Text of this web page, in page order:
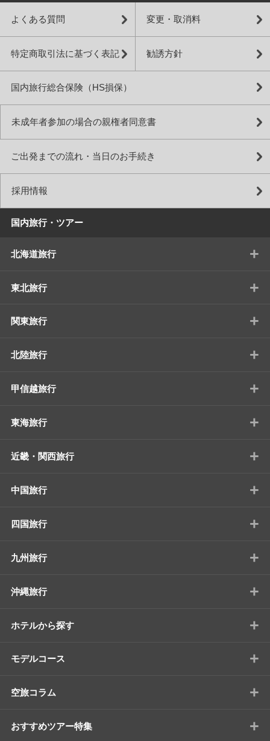
よくある質問 変更・取消料
特定商取引法に基づく表記 勧誘方針
国内旅行総合保険（HS損保）
未成年者参加の場合の親権者同意書
ご出発までの流れ・当日のお手続き
採用情報
国内旅行・ツアー
北海道旅行 +
東北旅行 +
関東旅行 +
北陸旅行 +
甲信越旅行 +
東海旅行 +
近畿・関西旅行 +
中国旅行 +
四国旅行 +
九州旅行 +
沖縄旅行 +
ホテルから探す +
モデルコース +
空旅コラム +
おすすめツアー特集 +